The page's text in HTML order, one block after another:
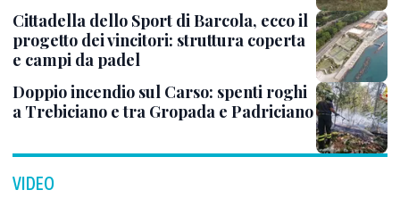
Cittadella dello Sport di Barcola, ecco il
progetto dei vincitori: struttura coperta
e campi da padel
Doppio incendio sul Carso: spenti roghi
a Trebiciano e tra Gropada e Padriciano
VIDEO